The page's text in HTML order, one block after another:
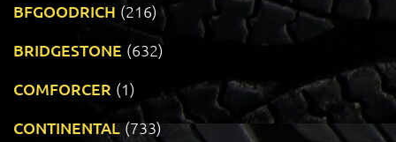
BFGOODRICH (216)
BRIDGESTONE (632)
COMFORCER (1)
CONTINENTAL (733)